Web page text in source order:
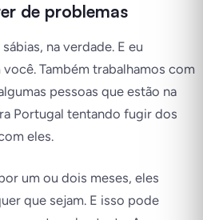
de problemas
na verdade. E eu
Também trabalhamos com
pessoas que estão na
Portugal tentando fugir dos
eles.
um ou dois meses, eles
que sejam. E isso pode